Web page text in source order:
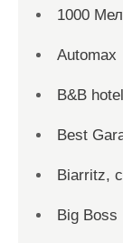
1000
Automax
B&B
Best
Biarritz,
Big Boss